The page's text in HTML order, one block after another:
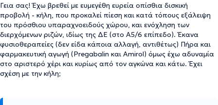
Γεια σας! Έχω βρεθεί με ευμεγέθη ευρεία οπίσθια δισκική
προβολή - κήλη, που προκαλεί πίεση και κατά τόπους εξάλειψη
του πρόσθιου υπαραχνοειδούς χώρου, και ενόχληση των
διερχόμενων ριζών, ιδίως της ΔΕ (στο Α5/6 επίπεδο). Έκανα
φυσιοθεραπείες (δεν είδα κάποια αλλαγή, αντιθέτως) Πήρα και
φαρμακευτική αγωγή (Pregabalin και Amirol) όμως έχω αδυναμία
στο αριστερό χέρι και κυρίως από τον αγκώνα και κάτω. Έχει
σχέση με την κήλη;